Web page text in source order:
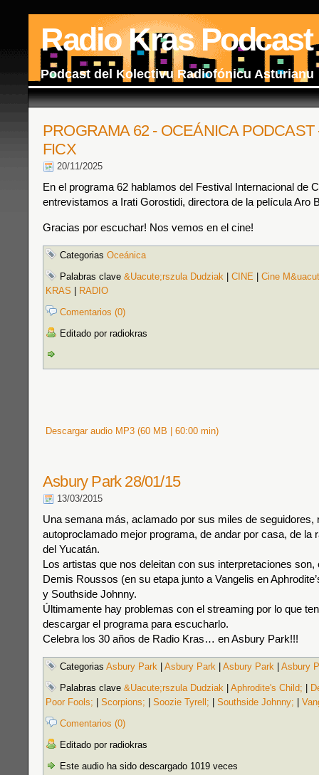
Radio Kras Podcast
Podcast del Kolectivu Radiofónicu Asturianu
PROGRAMA 62 - OCEÁNICA PODCAST
FICX
20/11/2025
En el programa 62 hablamos del Festival Internacional de
entrevistamos a Irati Gorostidi, directora de la película Aro
Gracias por escuchar! Nos vemos en el cine!
Categorias Oceánica
Palabras clave &Uacute;rszula Dudziak CINE
Cine
KRAS
RADIO
Comentarios (0)
Editado por radiokras
Descargar audio MP3 (60 MB | 60:00 min)
Asbury Park 28/01/15
13/03/2015
Una semana más, aclamado por sus miles de seguidores,
autoproclamado mejor programa, de andar por casa, de la
del Yucatán.
Los artistas que nos deleitan con sus interpretaciones son,
Demis Roussos (en su etapa junto a Vangelis en
y Southside Johnny.
Últimamente hay problemas con el streaming por lo que
descargar el programa para escucharlo.
Celebra los 30 años de Radio Kras… en Asbury Park!!!
Categorias Asbury Park Asbury Park Asbury Park
Asbury
Palabras clave &Uacute;rszula Dudziak Aphrodite's Child;
Poor Fools;
Scorpions; Soozie Tyrell; Southside Johnny;
Comentarios (0)
Editado por radiokras
Este audio ha sido descargado 1019 veces